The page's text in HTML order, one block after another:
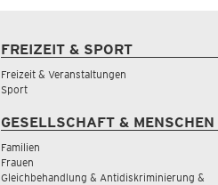
FREIZEIT & SPORT
Freizeit & Veranstaltungen
Sport
GESELLSCHAFT & MENSCHEN
Familien
Frauen
Gleichbehandlung & Antidiskriminierung &